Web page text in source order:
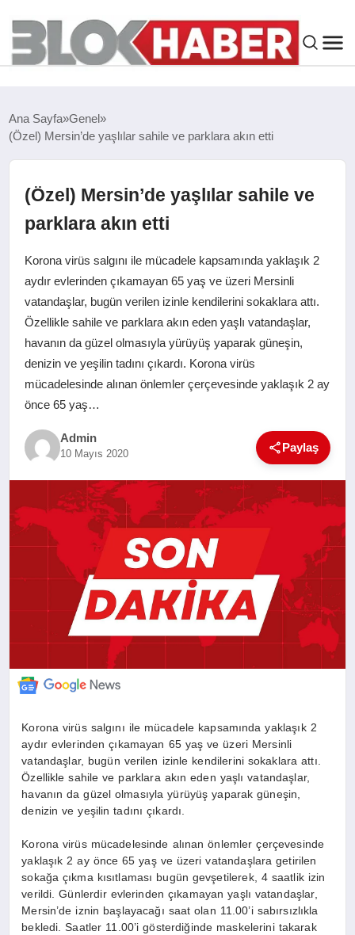
SIYASET
ÇEVRE
SPOR
EKONOMI
SAĞLIK
SANAT
Ana Sayfa Genel
(Özel) Mersin’de yaşlılar sahile ve parklara akın etti
(Özel) Mersin’de yaşlılar sahile ve
parklara akın etti
Korona virüs salgını ile mücadele kapsamında yaklaşık 2
aydır evlerinden çıkamayan 65 yaş ve üzeri Mersinli
vatandaşlar, bugün verilen izinle kendilerini sokaklara attı.
Özellikle sahile ve parklara akın eden yaşlı vatandaşlar,
havanın da güzel olmasıyla yürüyüş yaparak güneşin,
denizin ve yeşilin tadını çıkardı. Korona virüs
mücadelesinde alınan önlemler çerçevesinde yaklaşık 2 ay
önce 65 yaş…
Admin
10 Mayıs 2020 Paylaş
Korona virüs salgını ile mücadele kapsamında yaklaşık 2
aydır evlerinden çıkamayan 65 yaş ve üzeri Mersinli
vatandaşlar, bugün verilen izinle kendilerini sokaklara attı.
Özellikle sahile ve parklara akın eden yaşlı vatandaşlar,
havanın da güzel olmasıyla yürüyüş yaparak güneşin,
denizin ve yeşilin tadını çıkardı.
Korona virüs mücadelesinde alınan önlemler çerçevesinde
yaklaşık 2 ay önce 65 yaş ve üzeri vatandaşlara getirilen
sokağa çıkma kısıtlaması bugün gevşetilerek, 4 saatlik izin
verildi. Günlerdir evlerinden çıkamayan yaşlı vatandaşlar,
Mersin’de iznin başlayacağı saat olan 11.00’i sabırsızlıkla
bekledi. Saatler 11.00’i gösterdiğinde maskelerini takarak